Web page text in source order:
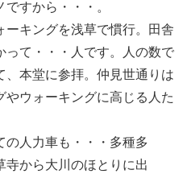
すから・・・。
キングを浅草で慣行。田舎
って・・・人です。人の数で
本堂に参拝。仲見世通りは
やウォーキングに高じる人た
の人力車も・・・多種多
寺から大川のほとりに出